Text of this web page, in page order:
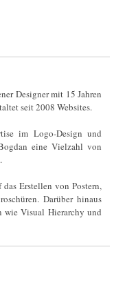
Designer mit 15 Jahren
seit 2008 Websites.
im Logo-Design und
eine Vielzahl von
Erstellen von Postern,
Darüber hinaus
wie Visual Hierarchy und